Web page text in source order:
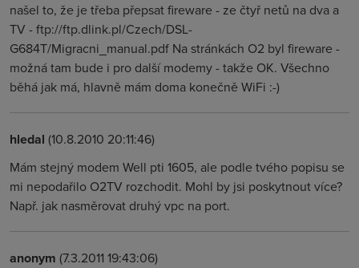
našel to, že je třeba přepsat fireware - ze čtyř netů na dva a
TV - ftp://ftp.dlink.pl/Czech/DSL-
G684T/Migracni_manual.pdf Na stránkách O2 byl fireware -
možná tam bude i pro další modemy - takže OK. Všechno
běhá jak má, hlavně mám doma konečně WiFi :-)
hledal (10.8.2010 20:11:46)
Mám stejný modem Well pti 1605, ale podle tvého popisu se
mi nepodařilo O2TV rozchodit. Mohl by jsi poskytnout více?
Např. jak nasměrovat druhý vpc na port.
anonym (7.3.2011 19:43:06)